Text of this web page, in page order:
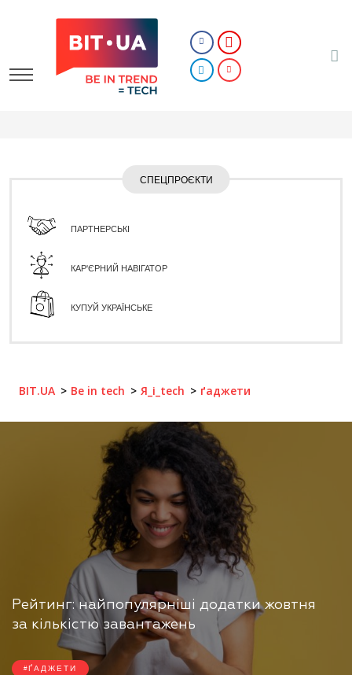
СПЕЦПРОЄКТИ
ПАРТНЕРСЬКІ
КАР'ЄРНИЙ НАВІГАТОР
КУПУЙ УКРАЇНСЬКЕ
BIT.UA Be in tech Я_і_tech ґаджети
Рейтинг: найпопулярніші додатки жовтня
за кількістю завантажень
ҐАДЖЕТИ